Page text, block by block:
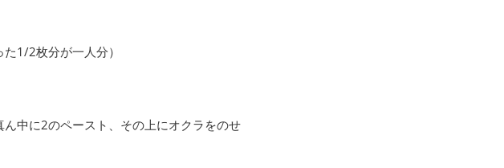
1/2枚分が一人分）
中に2のペースト、その上にオクラをのせ